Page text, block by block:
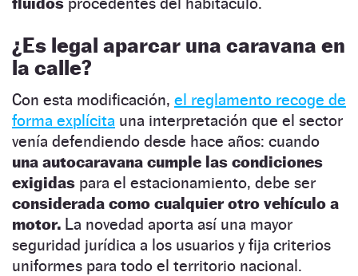
¿Es legal aparcar una caravana en
la calle?
Con esta modificación, el reglamento recoge de
forma explícita una interpretación que el sector
venía defendiendo desde hace años: cuando
una autocaravana cumple las condiciones
exigidas para el estacionamiento, debe ser
considerada como cualquier otro vehículo a
motor. La novedad aporta así una mayor
seguridad jurídica a los usuarios y fija criterios
uniformes para todo el territorio nacional.